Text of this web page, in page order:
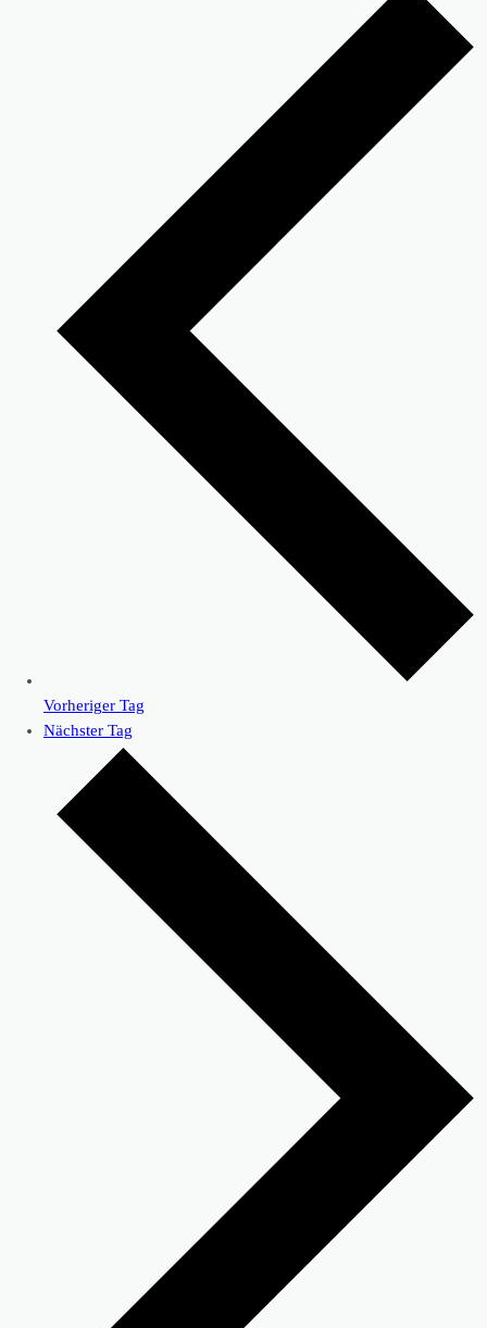
Vorheriger Tag
Nächster Tag